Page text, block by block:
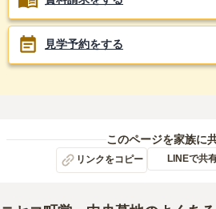
見学予約をする
このページを家族に
リンクをコピー LINEで共